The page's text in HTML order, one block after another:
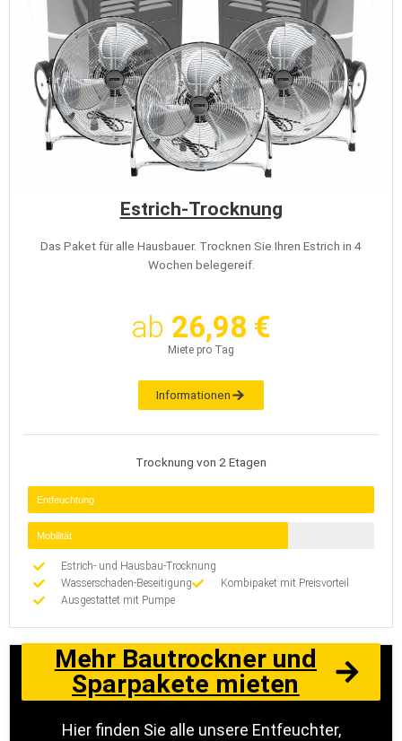
Estrich-Trocknung
Das Paket für alle Hausbauer. Trocknen Sie Ihren Estrich in 4
Wochen belegereif.
ab 26,98 €
Miete pro Tag
Informationen
Trocknung von 2 Etagen
Entfeuchtung
Mobilität
Estrich- und Hausbau-Trocknung
Wasserschaden-Beseitigung
Kombipaket mit Preisvorteil
Ausgestattet mit Pumpe
Mehr Bautrockner und
Sparpakete mieten
Hier finden Sie alle unsere Entfeuchter,